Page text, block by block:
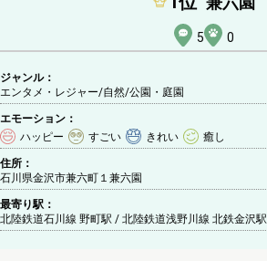
5 0
ジャンル：
エンタメ・レジャー/自然/公園・庭園
エモーション：
ハッピー
すごい きれい 癒し
住所：
石川県金沢市兼六町１兼六園
最寄り駅：
北陸鉄道石川線 野町駅 / 北陸鉄道浅野川線 北鉄金沢駅